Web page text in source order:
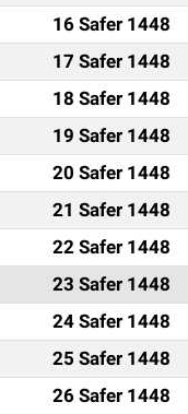
16 Safer 1448
17 Safer 1448
18 Safer 1448
19 Safer 1448
20 Safer 1448
21 Safer 1448
22 Safer 1448
23 Safer 1448
24 Safer 1448
25 Safer 1448
26 Safer 1448